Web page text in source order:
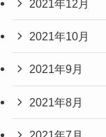
2021年12月
2021年10月
2021年9月
2021年8月